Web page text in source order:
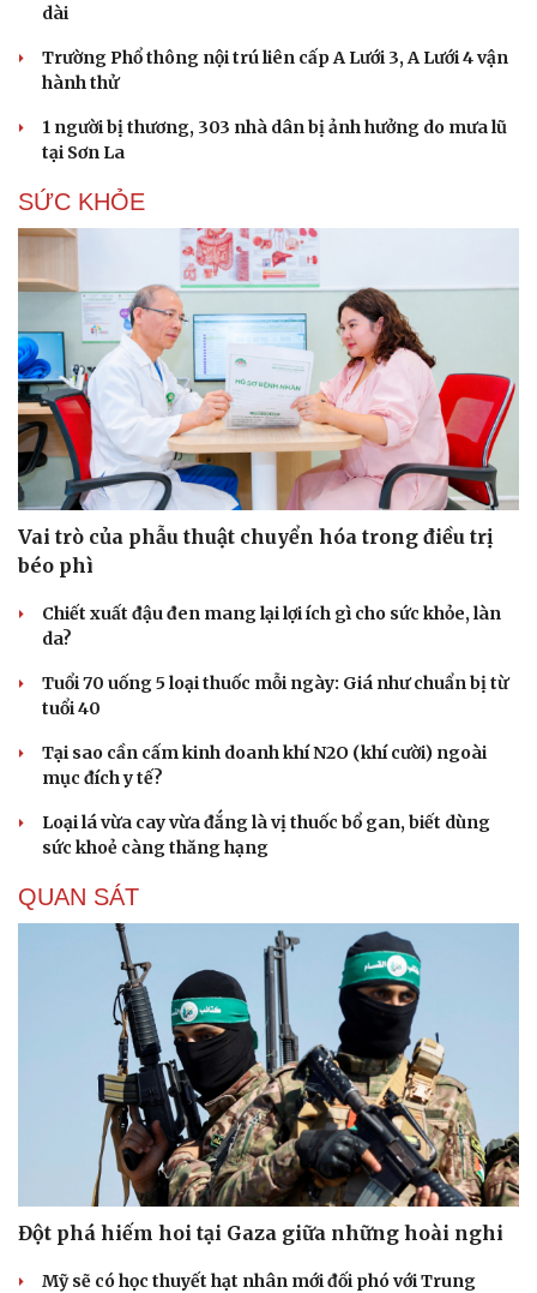
Du lịch
Săn Tour
check-in
Đọc truyện đêm khuya
Kể chuyện cho bé
Hạt giống tâm hồn
dài
Trường Phổ thông nội trú liên cấp A Lưới 3, A Lưới 4 vận
hành thử
1 người bị thương, 303 nhà dân bị ảnh hưởng do mưa lũ
tại Sơn La
SỨC KHỎE
Vai trò của phẫu thuật chuyển hóa trong điều trị
béo phì
Chiết xuất đậu đen mang lại lợi ích gì cho sức khỏe, làn
da?
Tuổi 70 uống 5 loại thuốc mỗi ngày: Giá như chuẩn bị từ
tuổi 40
Tại sao cần cấm kinh doanh khí N2O (khí cười) ngoài
mục đích y tế?
Loại lá vừa cay vừa đắng là vị thuốc bổ gan, biết dùng
sức khoẻ càng thăng hạng
QUAN SÁT
Đột phá hiếm hoi tại Gaza giữa những hoài nghi
Mỹ sẽ có học thuyết hạt nhân mới đối phó với Trung